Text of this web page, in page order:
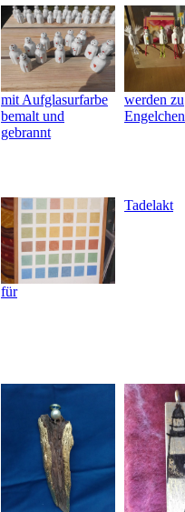
mit Aufglasurfarbe
bemalt und
gebrannt
werden zu
Engelchen
für
Tadelakt